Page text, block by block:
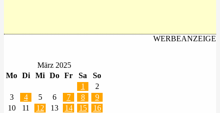
WERBEANZEIGE
März 2025
Mo Di Mi Do Fr Sa So
1
2
3
4 5 6 7 8
9
10
11 12 13 14 15
16